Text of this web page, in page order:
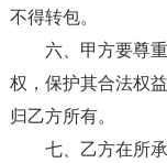
不得转包。
六、甲方要尊
权，保护其合法权
归乙方所有。
七、乙方在所